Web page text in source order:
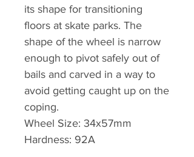
its shape for transitioning
floors at skate parks. The
shape of the wheel is narrow
enough to pivot safely out of
bails and carved in a way to
avoid getting caught up on the
coping.
Wheel Size: 34x57mm
Hardness: 92A